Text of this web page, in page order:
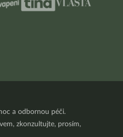
a odbornou péči.
zkonzultujte, prosím,